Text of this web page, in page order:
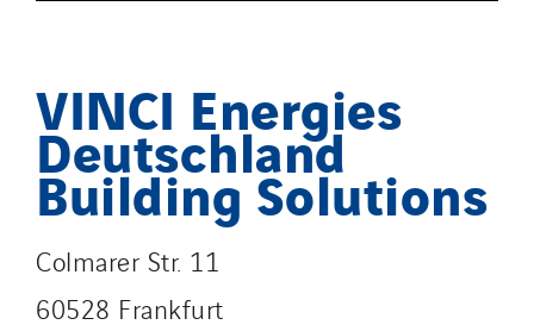
VINCI Energies
Deutschland
Building Solutions
Colmarer Str. 11
60528 Frankfurt